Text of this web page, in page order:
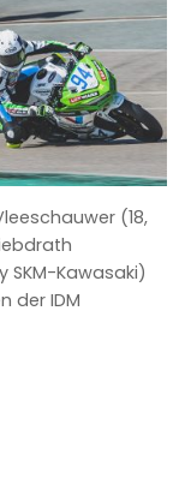
(18,
SKM-Kawasaki)
der IDM